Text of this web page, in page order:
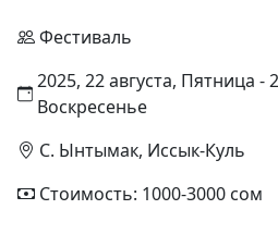
Фестиваль
2025, 22 августа, Пятница -
Воскресенье
С. Ынтымак, Иссык-Куль
Стоимость: 1000-3000 сом